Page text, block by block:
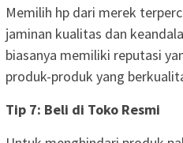
Memilih hp dari merek
jaminan kualitas dan
biasanya memiliki reputasi
produk-produk yang
Tip 7: Beli di Toko Resmi